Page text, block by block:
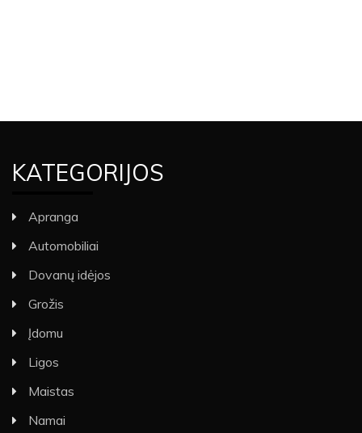
KATEGORIJOS
Apranga
Automobiliai
Dovanų idėjos
Grožis
Įdomu
Ligos
Maistas
Namai